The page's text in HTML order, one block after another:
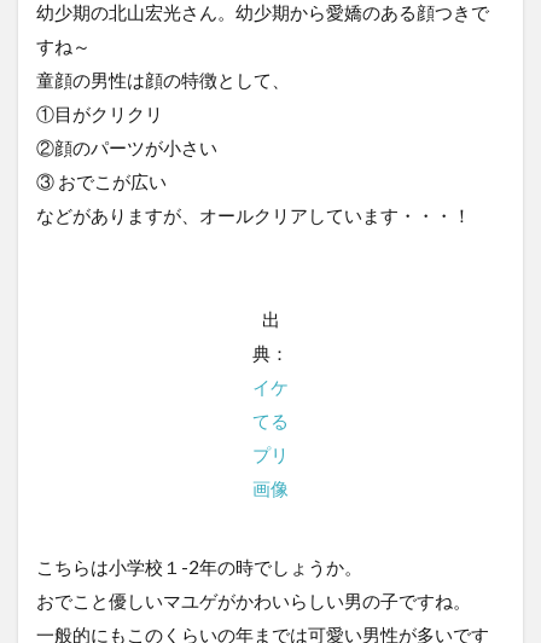
幼少期の北山宏光さん。幼少期から愛嬌のある顔つきで
すね～
童顔の男性は顔の特徴として、
①目がクリクリ
②顔のパーツが小さい
③ おでこが広い
などがありますが、オールクリアしています・・・！
出
典：
イケ
てる
プリ
画像
こちらは小学校１-2年の時でしょうか。
おでこと優しいマユゲがかわいらしい男の子ですね。
一般的にもこのくらいの年までは可愛い男性が多いです